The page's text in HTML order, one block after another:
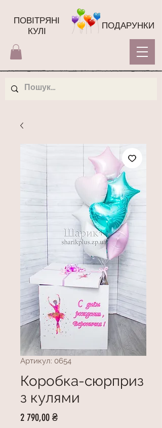
ПОВІТРЯНІ
КУЛІ
ПОДАРУНКИ
Артикул: 0654
Коробка-сюрприз
з кулями
2 790,00 ₴Ціна